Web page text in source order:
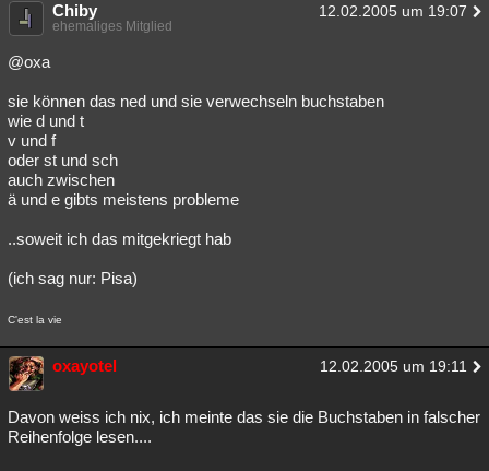
Chiby 12.02.2005 um 19:07
ehemaliges Mitglied
@oxa
sie können das ned und sie verwechseln buchstaben
wie d und t
v und f
oder st und sch
auch zwischen
ä und e gibts meistens probleme
..soweit ich das mitgekriegt hab
(ich sag nur: Pisa)
C'est la vie
oxayotel 12.02.2005 um 19:11
Davon weiss ich nix, ich meinte das sie die Buchstaben in falscher
Reihenfolge lesen....